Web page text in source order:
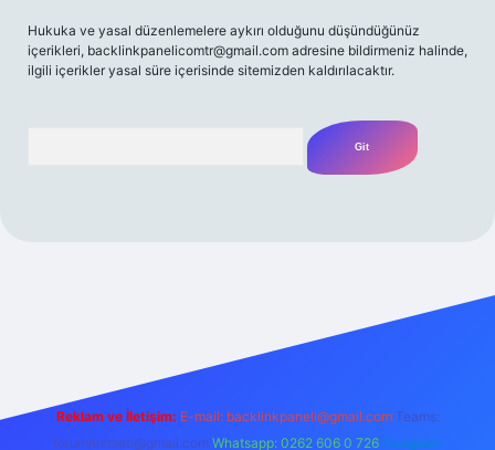
Hukuka ve yasal düzenlemelere aykırı olduğunu düşündüğünüz
içerikleri, backlinkpanelicomtr@gmail.com adresine bildirmeniz halinde,
ilgili içerikler yasal süre içerisinde sitemizden kaldırılacaktır.
Reklam ve İletişim: E-mail: backlinkpaneli@gmail.com Teams:
forumhizmeti@gmail.com Whatsapp: 0262 606 0 726 Telegram: